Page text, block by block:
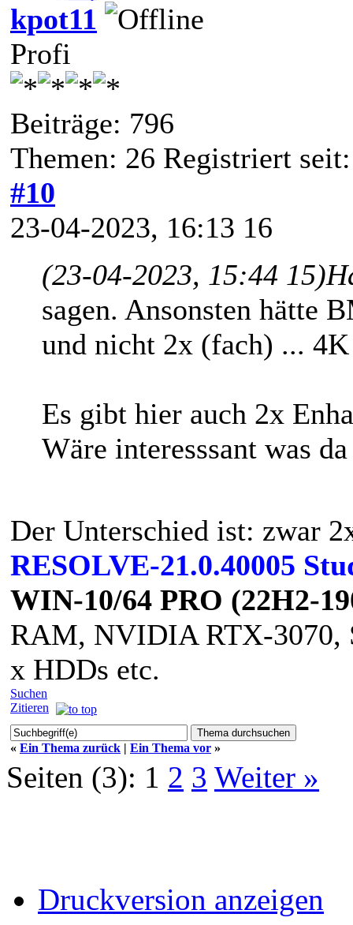
kpot11
Profi
Beiträge: 796
Themen: 26 Registriert
#10
23-04-2023, 16:13 16
(23-04-2023, 15:44 15)
sagen. Ansonsten hätte
und nicht 2x (fach) ... 4K
Es gibt hier auch 2x
Wäre interesssant was
Der Unterschied ist: zwar
RESOLVE-21.0.40005
WIN-10/64 PRO (22H2-
RAM, NVIDIA RTX-3070,
x HDDs etc.
Suchen
Zitieren
« Ein Thema zurück | Ein Thema vor »
Seiten (3): 1 2 3 Weiter »
Druckversion anzeigen